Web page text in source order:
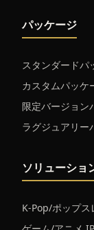
パッケージ
スタンダードパ
カスタムパッケ
限定バージョン
ラグジュアリー
ソリューショ
K-Pop/ポップス